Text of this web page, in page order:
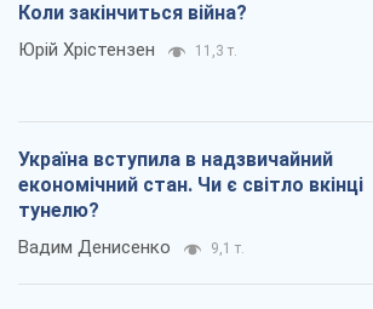
Коли закінчиться війна?
Юрій Хрістензен 11,3 т.
Україна вступила в надзвичайний
економічний стан. Чи є світло вкінці
тунелю?
Вадим Денисенко 9,1 т.